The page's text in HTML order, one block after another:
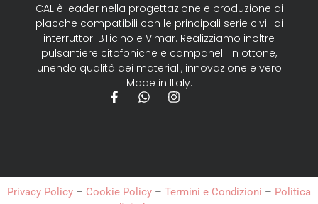
CAL è leader nella progettazione e produzione di
placche compatibili con le principali serie civili di
interruttori BTicino e Vimar. Realizziamo inoltre
pulsantiere citofoniche e campanelli in ottone,
unendo qualità dei materiali, innovazione e vero
Made in Italy.
Privacy Policy – Cookie Policy – Termini e Condizioni – Politica